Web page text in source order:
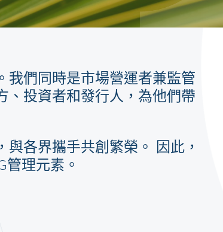
我們同時是市場營運者兼監管
、投資者和發行人，為他們帶
各界攜手共創繁榮。 因此，
理元素。